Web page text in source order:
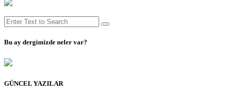
Bu ay dergimizde neler var?
GÜNCEL YAZILAR